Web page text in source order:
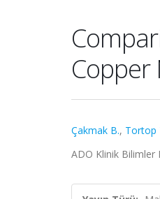
Copper
Çakmak B., Tortop
ADO Klinik Bilimler